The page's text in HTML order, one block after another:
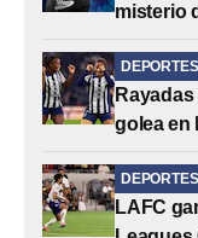
misterio
DEPORTES
golea en
DEPORTES
LAFC